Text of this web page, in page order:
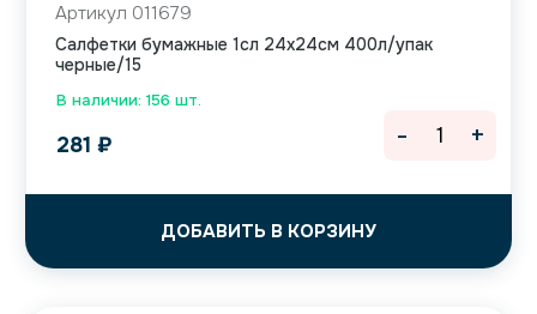
В наличии: 156 шт.
Артикул 011679
Салфетки бумажные 1сл 24х24см 400л/упак
черные/15
281 ₽
ДОБАВИТЬ В КОРЗИНУ
- +